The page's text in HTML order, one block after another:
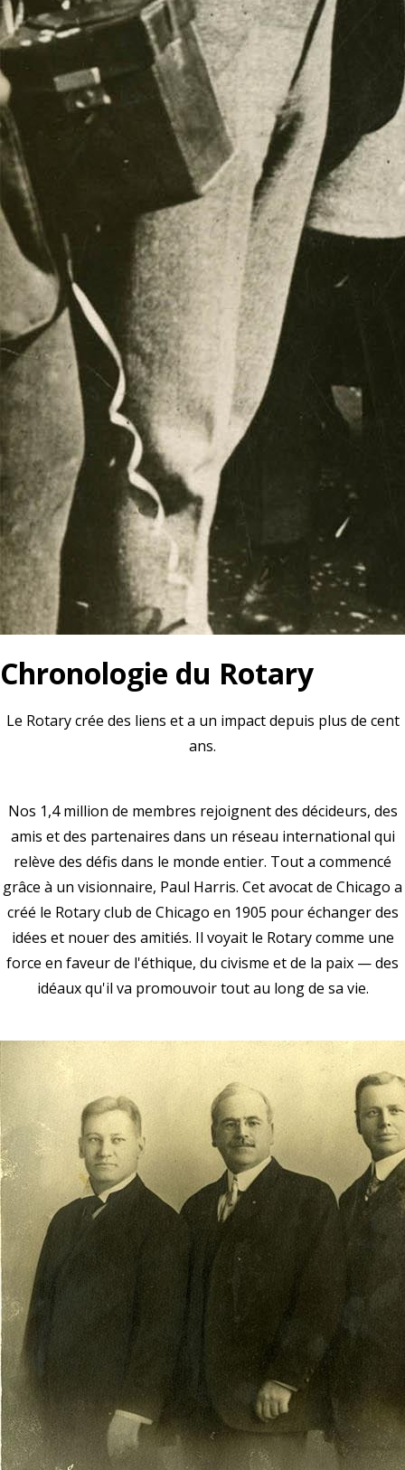
Chronologie du Rotary
Le Rotary crée des liens et a un impact depuis plus de cent
ans.
Nos 1,4 million de membres rejoignent des décideurs, des
amis et des partenaires dans un réseau international qui
relève des défis dans le monde entier. Tout a commencé
grâce à un visionnaire, Paul Harris. Cet avocat de Chicago a
créé le Rotary club de Chicago en 1905 pour échanger des
idées et nouer des amitiés. Il voyait le Rotary comme une
force en faveur de l'éthique, du civisme et de la paix — des
idéaux qu'il va promouvoir tout au long de sa vie.